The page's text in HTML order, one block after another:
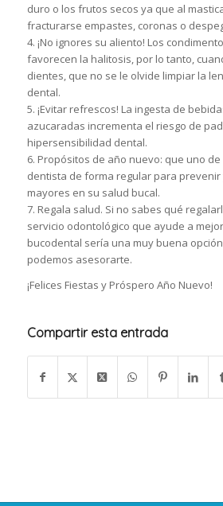
duro o los frutos secos ya que al
fracturarse empastes, coronas o
4. ¡No ignores su aliento! Los
favorecen la halitosis, por lo tanto,
dientes, que no se le olvide limpiar la
dental.
5. ¡Evitar refrescos! La ingesta de
azucaradas incrementa el riesgo de
hipersensibilidad dental.
6. Propósitos de año nuevo: que uno
dentista de forma regular para
mayores en su salud bucal.
7. Regala salud. Si no sabes qué
servicio odontológico que ayude a
bucodental sería una muy buena
podemos asesorarte.
¡Felices Fiestas y Próspero Año Nuevo!
Compartir esta entrada